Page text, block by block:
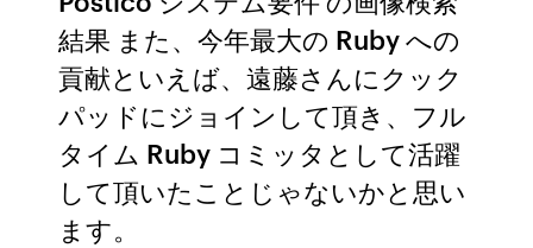
結果 また、今年最大の Ruby への
貢献といえば、遠藤さんにクック
パッドにジョインして頂き、フル
タイム Ruby コミッタとして活躍
して頂いたことじゃないかと思い
ます。